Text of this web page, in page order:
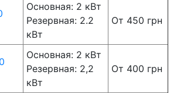
Основная: 2 кВт
Резервная: 2.2
кВт
От 450 грн
Основная: 2 кВт
Резервная: 2,2
кВт
От 400 грн